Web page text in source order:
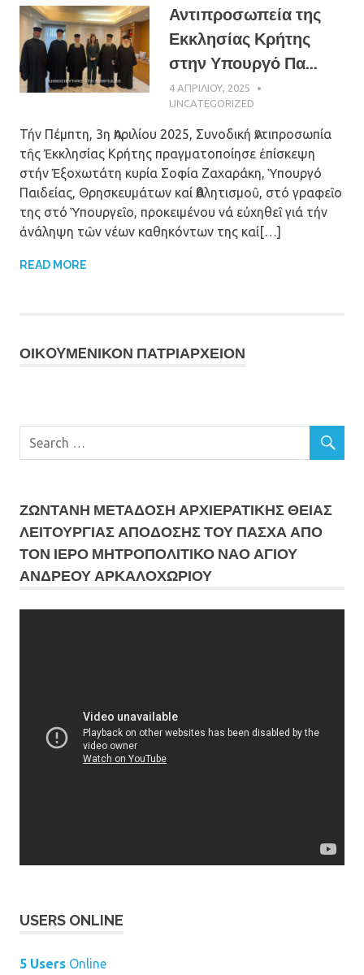
Αντιπροσωπεία της
Εκκλησίας Κρήτης
στην Υπουργό Πα...
4 ΑΠΡΙΛΊΟΥ, 2025
UNCATEGORIZED
Τήν Πέμπτη, 3η Ἀπριλίου 2025, Συνοδική Ἀντιπροσωπία
τῆς Ἐκκλησίας Κρήτης πραγματοποίησε ἐπίσκεψη
στήν Ἐξοχωτάτη κυρία Σοφία Ζαχαράκη, Ὑπουργό
Παιδείας, Θρησκευμάτων καί Ἀθλητισμοῦ, στό γραφεῖο
της στό Ὑπουργεῖο, προκειμένου νά εὐχηθεῖ γιά τήν
ἀνάληψη τῶν νέων καθηκόντων της καί[…]
READ MORE
ΟΙΚOYΜEΝΙΚΟΝ ΠΑΤΡΙΑΡΧΕΙΟΝ
ΖΩΝΤΑΝΗ ΜΕΤΆΔΟΣΗ ΑΡΧΙΕΡΑΤΙΚΗΣ ΘΕΙΑΣ
ΛΕΙΤΟΥΡΓΙΑΣ ΑΠΟΔΟΣΗΣ ΤΟΥ ΠΑΣΧΑ ΑΠΟ
ΤΟΝ ΙΕΡΟ ΜΗΤΡΟΠΟΛΙΤΙΚΟ ΝΑΟ ΑΓΙΟΥ
ΑΝΔΡΕΟΥ ΑΡΚΑΛΟΧΩΡΙΟΥ
USERS ONLINE
5 Users Online